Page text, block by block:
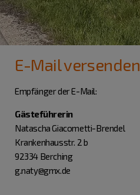
E-Mail versenden
Empfänger der E-Mail:
Gästeführerin
Natascha Giacometti-Brendel
Krankenhausstr. 2 b
92334 Berching
g.naty@gmx.de